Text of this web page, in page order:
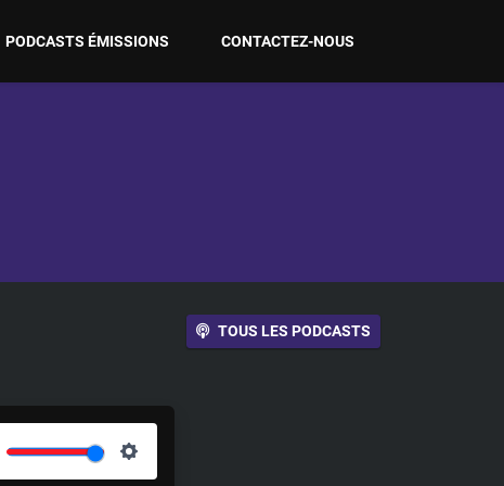
PODCASTS ÉMISSIONS CONTACTEZ-NOUS
TOUS LES PODCASTS
S